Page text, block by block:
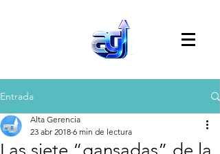
Entrada
Alta Gerencia
23 abr 2018 6 min de lectura